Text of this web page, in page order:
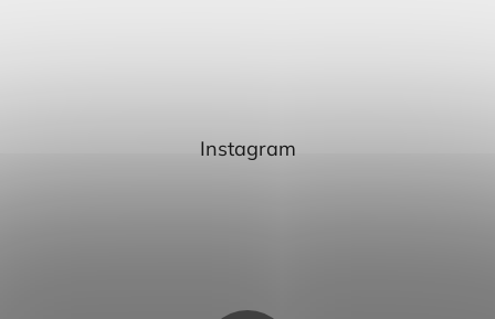
Instagram